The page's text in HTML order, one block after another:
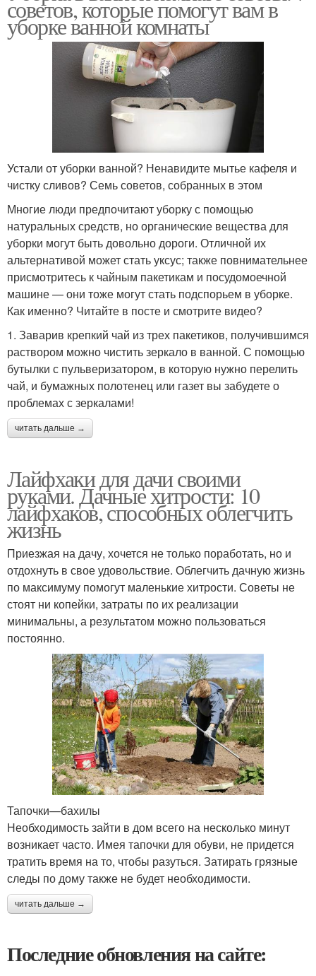
советов, которые помогут вам в
уборке ванной комнаты
Устали от уборки ванной? Ненавидите мытье кафеля и
чистку сливов? Семь советов, собранных в этом
Многие люди предпочитают уборку с помощью
натуральных средств, но органические вещества для
уборки могут быть довольно дороги. Отличной их
альтернативой может стать уксус; также повнимательнее
присмотритесь к чайным пакетикам и посудомоечной
машине — они тоже могут стать подспорьем в уборке.
Как именно? Читайте в посте и смотрите видео?
1. Заварив крепкий чай из трех пакетиков, получившимся
раствором можно чистить зеркало в ванной. С помощью
бутылки с пульверизатором, в которую нужно перелить
чай, и бумажных полотенец или газет вы забудете о
проблемах с зеркалами!
читать дальше →
Лайфхаки для дачи своими
руками. Дачные хитрости: 10
лайфхаков, способных облегчить
жизнь
Приезжая на дачу, хочется не только поработать, но и
отдохнуть в свое удовольствие. Облегчить дачную жизнь
по максимуму помогут маленькие хитрости. Советы не
стоят ни копейки, затраты по их реализации
минимальны, а результатом можно пользоваться
постоянно.
Тапочки—бахилы
Необходимость зайти в дом всего на несколько минут
возникает часто. Имея тапочки для обуви, не придется
тратить время на то, чтобы разуться. Затирать грязные
следы по дому также не будет необходимости.
читать дальше →
Последние обновления на сайте: